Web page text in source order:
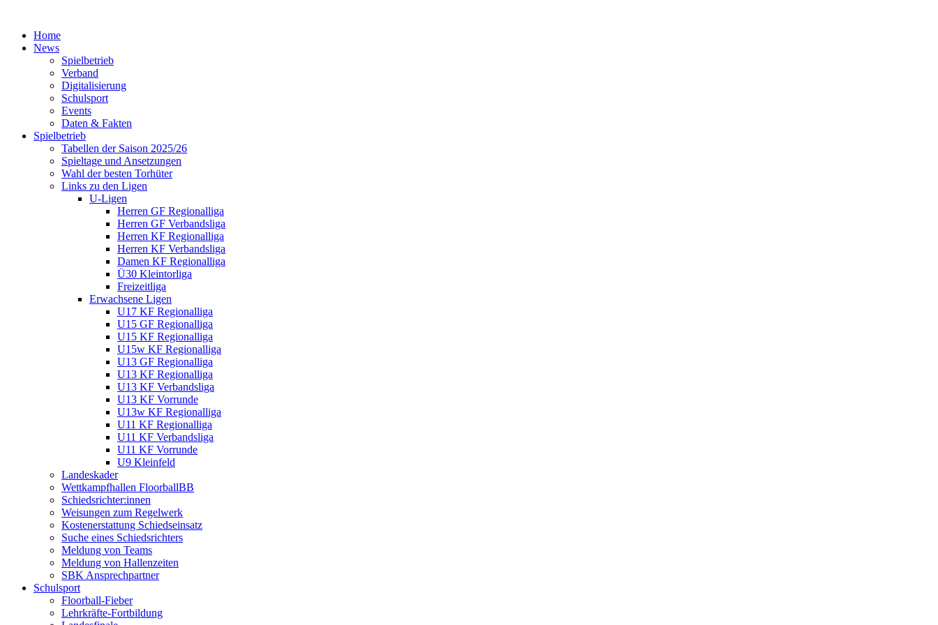
Home
News
Spielbetrieb
Verband
Digitalisierung
Schulsport
Events
Daten & Fakten
Spielbetrieb
Tabellen der Saison 2025/26
Spieltage und Ansetzungen
Wahl der besten Torhüter
Links zu den Ligen
U-Ligen
Herren GF Regionalliga
Herren GF Verbandsliga
Herren KF Regionalliga
Herren KF Verbandsliga
Damen KF Regionalliga
Ü30 Kleintorliga
Freizeitliga
Erwachsene Ligen
U17 KF Regionalliga
U15 GF Regionalliga
U15 KF Regionalliga
U15w KF Regionalliga
U13 GF Regionalliga
U13 KF Regionalliga
U13 KF Verbandsliga
U13 KF Vorrunde
U13w KF Regionalliga
U11 KF Regionalliga
U11 KF Verbandsliga
U11 KF Vorrunde
U9 Kleinfeld
Landeskader
Wettkampfhallen FloorballBB
Schiedsrichter:innen
Weisungen zum Regelwerk
Kostenerstattung Schiedseinsatz
Suche eines Schiedsrichters
Meldung von Teams
Meldung von Hallenzeiten
SBK Ansprechpartner
Schulsport
Floorball-Fieber
Lehrkräfte-Fortbildung